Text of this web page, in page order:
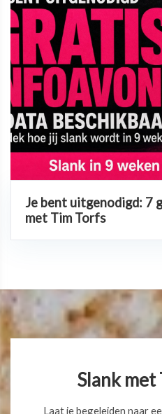
Je bent uitgenodigd: 7
met Tim Torfs
Slank
Laat je begeleiden naar